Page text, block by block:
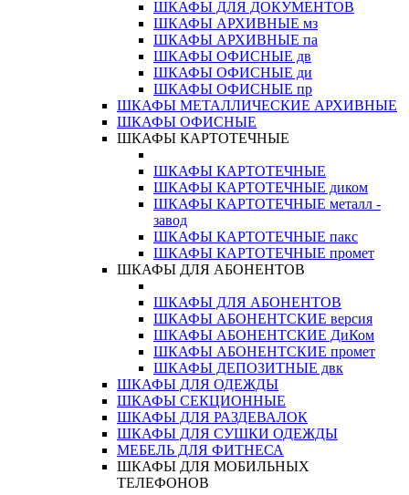
ШКАФЫ ДЛЯ ДОКУМЕНТОВ
ШКАФЫ АРХИВНЫЕ мз
ШКАФЫ АРХИВНЫЕ па
ШКАФЫ ОФИСНЫЕ дв
ШКАФЫ ОФИСНЫЕ ди
ШКАФЫ ОФИСНЫЕ пр
ШКАФЫ МЕТАЛЛИЧЕСКИЕ АРХИВНЫЕ
ШКАФЫ ОФИСНЫЕ
ШКАФЫ КАРТОТЕЧНЫЕ
ШКАФЫ КАРТОТЕЧНЫЕ
ШКАФЫ КАРТОТЕЧНЫЕ диком
ШКАФЫ КАРТОТЕЧНЫЕ металл -
завод
ШКАФЫ КАРТОТЕЧНЫЕ пакс
ШКАФЫ КАРТОТЕЧНЫЕ промет
ШКАФЫ ДЛЯ АБОНЕНТОВ
ШКАФЫ ДЛЯ АБОНЕНТОВ
ШКАФЫ АБОНЕНТСКИЕ версия
ШКАФЫ АБОНЕНТСКИЕ ДиКом
ШКАФЫ АБОНЕНТСКИЕ промет
ШКАФЫ ДЕПОЗИТНЫЕ двк
ШКАФЫ ДЛЯ ОДЕЖДЫ
ШКАФЫ СЕКЦИОННЫЕ
ШКАФЫ ДЛЯ РАЗДЕВАЛОК
ШКАФЫ ДЛЯ СУШКИ ОДЕЖДЫ
МЕБЕЛЬ ДЛЯ ФИТНЕСА
ШКАФЫ ДЛЯ МОБИЛЬНЫХ
ТЕЛЕФОНОВ